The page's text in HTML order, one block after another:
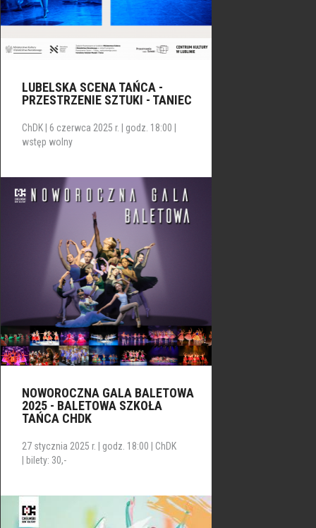
LUBELSKA SCENA TAŃCA -
PRZESTRZENIE SZTUKI - TANIEC
ChDK | 6 czerwca 2025 r. | godz. 18:00 |
wstęp wolny
NOWOROCZNA GALA BALETOWA
2025 - BALETOWA SZKOŁA
TAŃCA CHDK
27 stycznia 2025 r. | godz. 18:00 | ChDK
| bilety: 30,-